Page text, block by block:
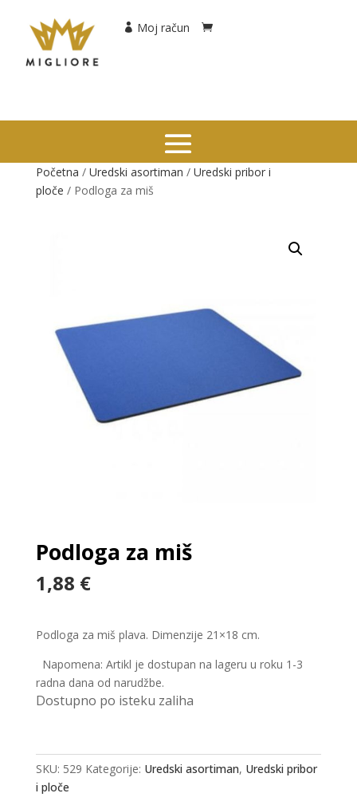
Moj račun
Početna / Uredski asortiman / Uredski pribor i
ploče / Podloga za miš
Podloga za miš
1,88 €
Podloga za miš plava. Dimenzije 21×18 cm.
Napomena: Artikl je dostupan na lageru u roku 1-3
radna dana od narudžbe.
Dostupno po isteku zaliha
SKU: 529 Kategorije: Uredski asortiman, Uredski pribor
i ploče